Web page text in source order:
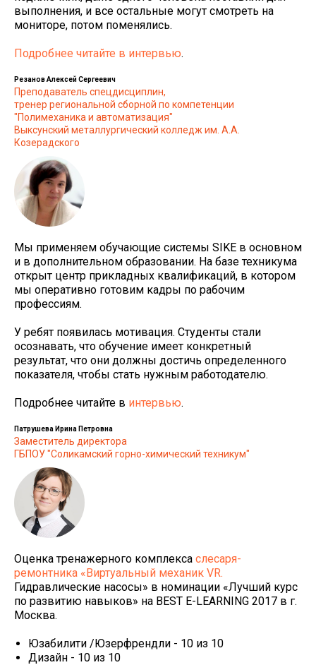
выполнения, и все остальные могут смотреть на
мониторе, потом поменялись.
Подробнее читайте в интервью.
Резанов Алексей Сергеевич
Преподаватель спецдисциплин,
тренер региональной сборной по компетенции
"Полимеханика и автоматизация"
Выксунский металлургический колледж им. А.А.
Козерадского
Мы применяем обучающие системы SIKE в основном
и в дополнительном образовании. На базе техникума
открыт центр прикладных квалификаций, в котором
мы оперативно готовим кадры по рабочим
профессиям.
У ребят появилась мотивация. Студенты стали
осознавать, что обучение имеет конкретный
результат, что они должны достичь определенного
показателя, чтобы стать нужным работодателю.
Подробнее читайте в интервью.
Патрушева Ирина Петровна
Заместитель директора
ГБПОУ "Соликамский горно-химический техникум"
Оценка тренажерного комплекса слесаря-
ремонтника «Виртуальный механик VR.
Гидравлические насосы» в номинации «Лучший курс
по развитию навыков» на BEST E-LEARNING 2017 в г.
Москва.
Юзабилити /Юзерфрендли - 10 из 10
Дизайн - 10 из 10